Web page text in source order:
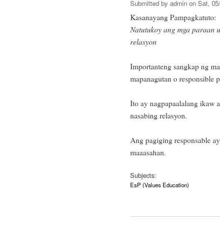
Submitted by admin on Sat,
Kasanayang Pampagkatuto:
Natutukoy ang mga paraan
relasyon
Importanteng sangkap ng
mapanagutan o responsible
Ito ay nagpapaalalang ikaw
nasabing relasyon.
Ang pagiging responsable
maaasahan.
Subjects:
EsP (Values Education)